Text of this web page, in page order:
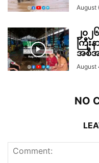
August
၂၀
ကြီး
အစီ
August
NO